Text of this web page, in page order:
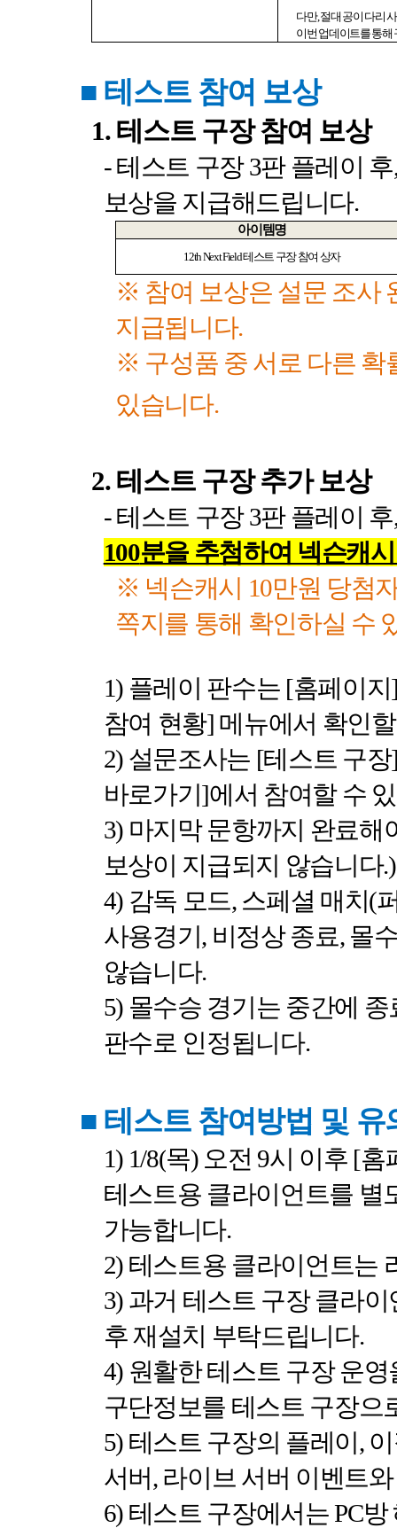
다만,절대 공이 다리
이번 업데이트를 통해
■ 테스트 참여 보상
1. 테스트 구장 참여 보상
-테스트 구장3판 플레이 후
보상을 지급해드립니다.
아이템명
12th Next Field테스트 구장 참여 상자
※ 참여 보상은 설문 조사
지급됩니다.
※ 구성품 중 서로 다른 확
있습니다.
2. 테스트 구장 추가 보상
-테스트 구장3판 플레이 후
100분을 추첨하여 넥슨캐
※ 넥슨캐시 10만원 당첨
쪽지를 통해 확인하실 수
1) 플레이 판수는 [홈페이지
참여 현황] 메뉴에서 확인
2) 설문조사는 [테스트 구장
바로가기]에서 참여할 수
3) 마지막 문항까지 완료해
보상이 지급되지 않습니다.)
4) 감독 모드, 스페셜 매치(
사용경기, 비정상 종료, 몰
않습니다.
5) 몰수승 경기는 중간에
판수로 인정됩니다.
■ 테스트 참여방법 및 유
1) 1/8(목) 오전 9시 이후 [홈
테스트용 클라이언트를 별
가능합니다.
2) 테스트용 클라이언트는
3) 과거 테스트 구장 클라
후 재설치 부탁드립니다.
4) 원활한 테스트 구장 운
구단정보를 테스트 구장으
5) 테스트 구장의 플레이,
서버, 라이브 서버 이벤트
6) 테스트 구장에서는PC방